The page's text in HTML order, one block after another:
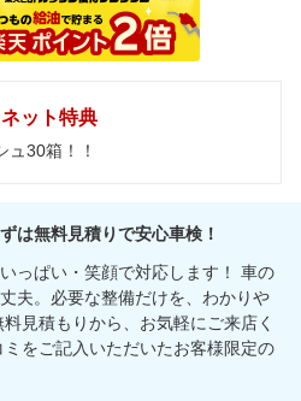
ネット特典
ュ30箱！！
は無料見積りで安心車検！
っぱい・笑顔で対応します！ 車の
夫。必要な整備だけを、わかりや
見積もりから、お気軽にご来店く
をご記入いただいたお客様限定の